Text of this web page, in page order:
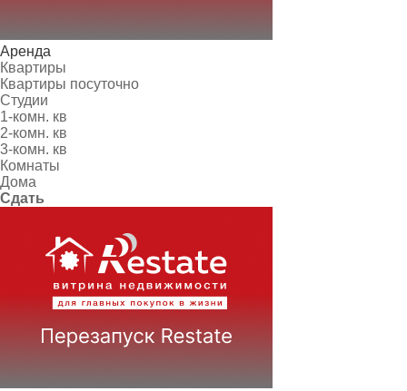
Аренда
Квартиры
Квартиры посуточно
Студии
1-комн. кв
2-комн. кв
3-комн. кв
Комнаты
Дома
Сдать